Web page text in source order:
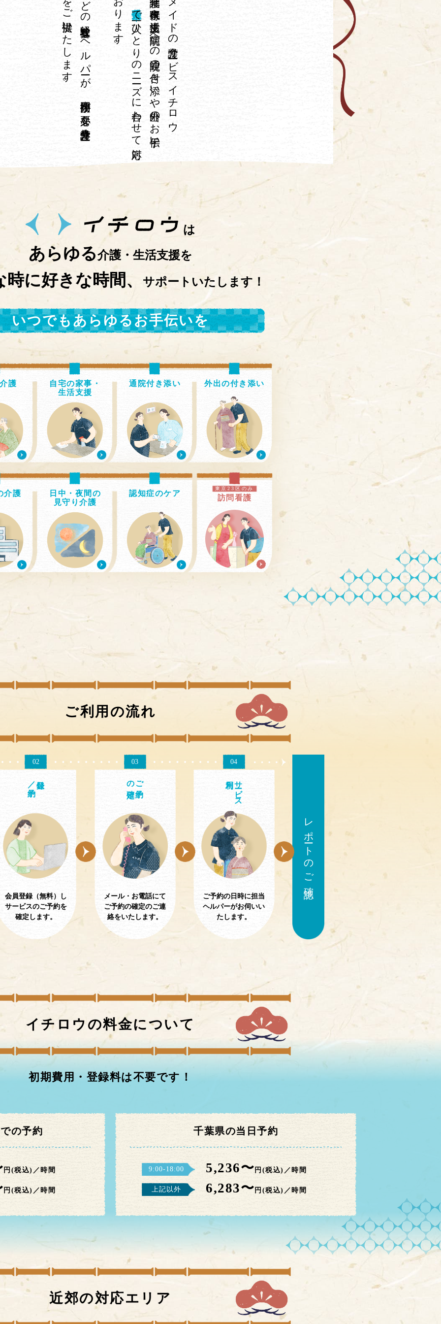
オ
ーダ
ーメ
イ
ド
の
介護サ
ービ
ス
イ
チ
ロ
ウ
は
、
在宅介護、
家事代行、
生活支援、
病院へ
の
通院の
付き
添い
や
外出の
お
手伝い
な
ど
で
一人ひ
と
り
の
ニ
ーズ
に
合わ
せ
て
対応
て
お
り
ま
す
介護福祉士や
看護師な
ど
の
経験豊富な
ヘ
ル
パ
ーが
、
専門技術が
必要な
身体介護サ
ー
ビ
ス
を
ご
提供い
た
し
ま
す
。
は
あらゆる介護・生活支援を
に好きな時間、 サポートいたします！
いつでもあらゆるお手伝いを
護
自宅の家事・
生活支援
通院付き添い 外出の付き添い
介護
日中・夜間の
見守り介護
認知症のケア
東京23区のみ
訪問看護
ご利用の流れ
02
／予約
会員登録（無料）し
サービスのご予約を
確定します。
03
ご予約
の確定
メール・お電話にて
ご予約の確定のご連
絡をいたします。
04
サ
ビス
ご予約の日時に担当
ヘルパーがお伺いい
たします。
レポートのご確認
イチロウの料金について
初期費用・登録料は不要です！
の予約
円(税込)／時間
円(税込)／時間
千葉県の当日予約
9:00-18:00 5,236〜 円(税込)／時間
上記以外 6,283〜 円(税込)／時間
近郊の対応エリア